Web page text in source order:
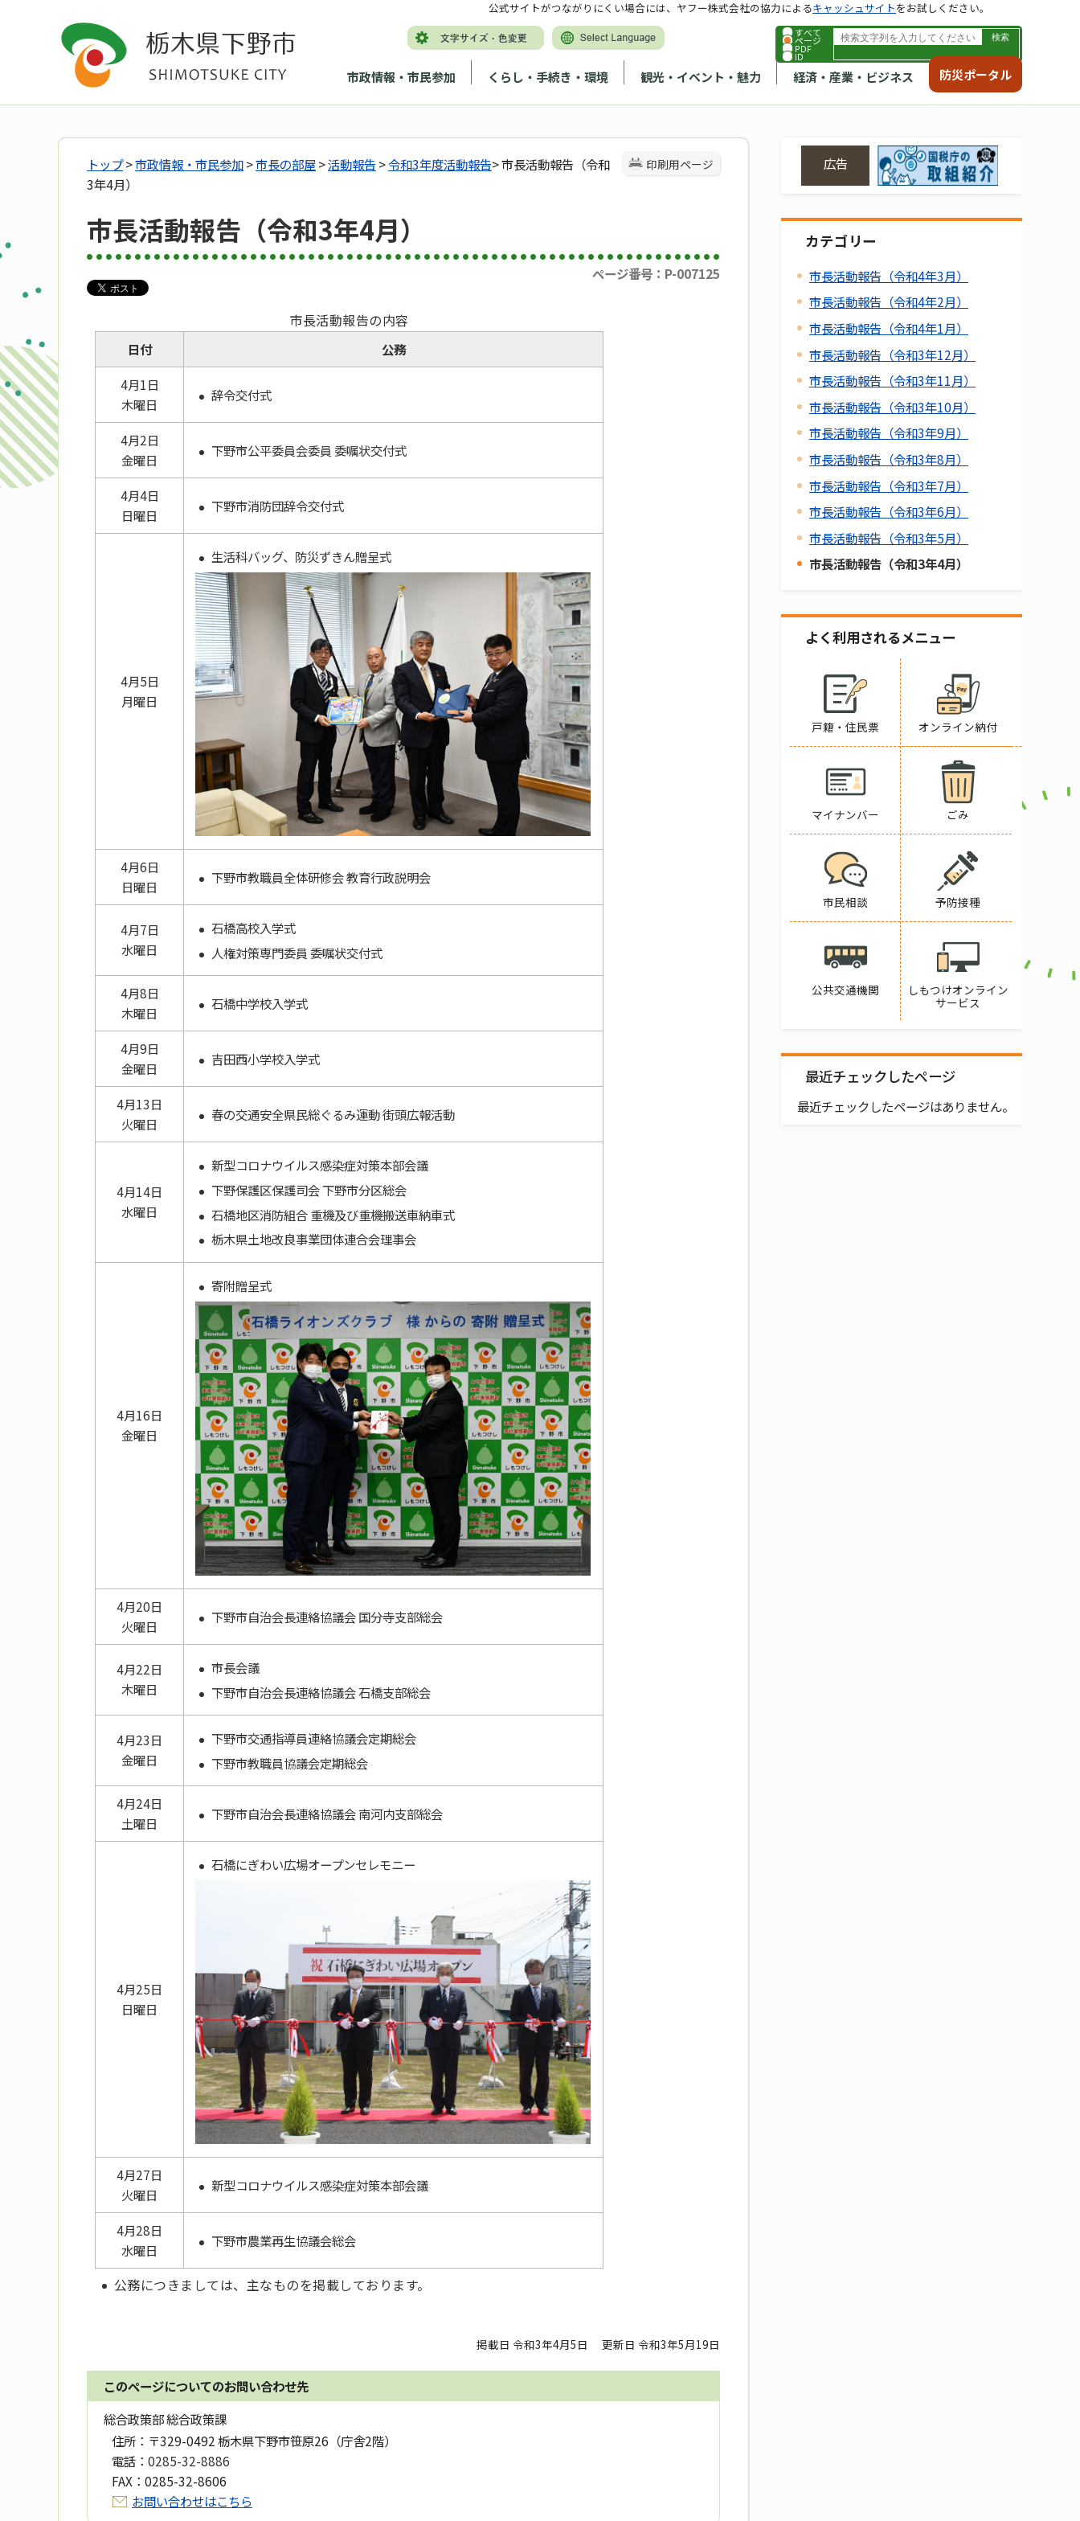
すべて
ページ
PDF
ID
市政情報・市民参加 くらし・手続き・環境 観光・イベント・魅力 経済・産業・ビジネス 防災ポータル
公式サイトがつながりにくい場合には、ヤフー株式会社の協力によるキャッシュサイトをお試しください。
印刷用ページ
トップ>市政情報・市民参加>市長の部屋>活動報告 >令和3年度活動報告> 市長活動報告（令和
3年4月）
市長活動報告（令和3年4月）
ページ番号：P-007125
市長活動報告の内容
日付
公務
4月1日
木曜日
辞令交付式
4月2日
金曜日
下野市公平委員会委員 委嘱状交付式
4月4日
日曜日
下野市消防団辞令交付式
4月5日
月曜日
生活科バッグ、防災ずきん贈呈式
4月6日
日曜日
下野市教職員全体研修会 教育行政説明会
4月7日
水曜日
石橋高校入学式
人権対策専門委員 委嘱状交付式
4月8日
木曜日
石橋中学校入学式
4月9日
金曜日
吉田西小学校入学式
4月13日
火曜日
春の交通安全県民総ぐるみ運動 街頭広報活動
4月14日
水曜日
新型コロナウイルス感染症対策本部会議
下野保護区保護司会 下野市分区総会
石橋地区消防組合 重機及び重機搬送車納車式
栃木県土地改良事業団体連合会理事会
4月16日
金曜日
寄附贈呈式
4月20日
火曜日
下野市自治会長連絡協議会 国分寺支部総会
4月22日
木曜日
市長会議
下野市自治会長連絡協議会 石橋支部総会
4月23日
金曜日
下野市交通指導員連絡協議会定期総会
下野市教職員協議会定期総会
4月24日
土曜日
下野市自治会長連絡協議会 南河内支部総会
4月25日
日曜日
石橋にぎわい広場オープンセレモニー
4月27日
火曜日
新型コロナウイルス感染症対策本部会議
4月28日
水曜日
下野市農業再生協議会総会
公務につきましては、主なものを掲載しております。
掲載日 令和3年4月5日 更新日 令和3年5月19日
このページについてのお問い合わせ先
総合政策部 総合政策課
住所： 〒329-0492 栃木県下野市笹原26（庁舎2階）
電話： 0285-32-8886
FAX： 0285-32-8606
お問い合わせはこちら
広告
カテゴリー
市長活動報告（令和4年3月）
市長活動報告（令和4年2月）
市長活動報告（令和4年1月）
市長活動報告（令和3年12月）
市長活動報告（令和3年11月）
市長活動報告（令和3年10月）
市長活動報告（令和3年9月）
市長活動報告（令和3年8月）
市長活動報告（令和3年7月）
市長活動報告（令和3年6月）
市長活動報告（令和3年5月）
市長活動報告（令和3年4月）
よく利用されるメニュー
戸籍・住民票 オンライン納付
マイナンバー ごみ
市民相談 予防接種
公共交通機関
しもつけオンライン
サービス
最近チェックしたページ
最近チェックしたページはありません。